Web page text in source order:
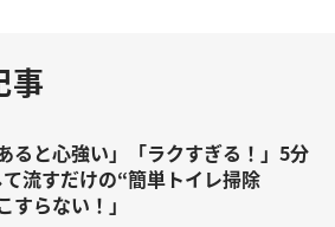
事
ると心強い」「ラクすぎる！」5分
流すだけの“簡単トイレ掃除
すらない！」